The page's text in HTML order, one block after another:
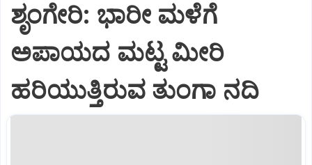
ಶೃಂಗೇರಿ: ಭಾರೀ ಮಳೆಗೆ
ಅಪಾಯದ ಮಟ್ಟ ಮೀರಿ
ಹರಿಯುತ್ತಿರುವ ತುಂಗಾ ನದಿ